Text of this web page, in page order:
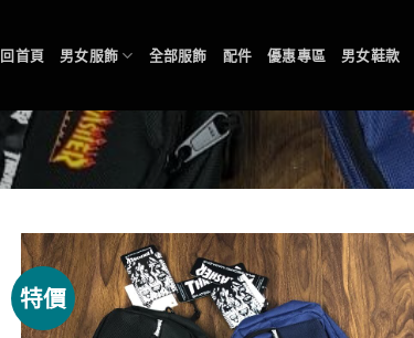
回首頁 男女服飾 全部服飾 配件 優惠專區 男女鞋款
特價